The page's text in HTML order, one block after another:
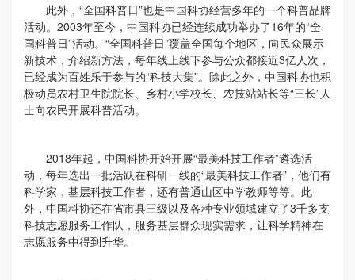
此外，“全国科普日”也是中国科协经营多年的一个科普品牌
活动。2003年至今，中国科协已经连续成功举办了16年的“全
国科普日”活动。“全国科普日”覆盖全国每个地区，向民众展示
新技术，介绍新方法，每年线上线下参与公众都接近3亿人次，
已经成为百姓乐于参与的“科技大集”。除此之外，中国科协也积
极动员农村卫生院院长、乡村小学校长、农技站站长等“三长”人
士向农民开展科普活动。
2018年起，中国科协开始开展“最美科技工作者”遴选活
动，每年选出一批活跃在科研一线的“最美科技工作者”，他们有
科学家，基层科技工作者，还有普通山区中学教师等等。此
外，中国科协还在省市县三级以及各种专业领域建立了3千多支
科技志愿服务工作队，服务基层群众现实需求，让科学精神在
志愿服务中得到升华。